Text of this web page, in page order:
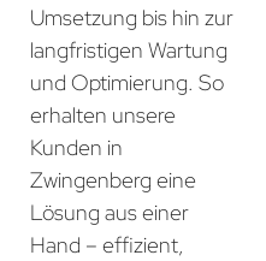
Umsetzung bis hin zur
langfristigen Wartung
und Optimierung. So
erhalten unsere
Kunden in
Zwingenberg eine
Lösung aus einer
Hand – effizient,